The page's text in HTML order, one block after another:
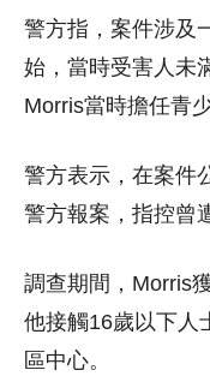
警方指，案件涉及
始，當時受害人未
Morris當時擔任青
警方表示，在案件
警方報案，指控曾
調查期間，Morris
他接觸16歲以下人
區中心。